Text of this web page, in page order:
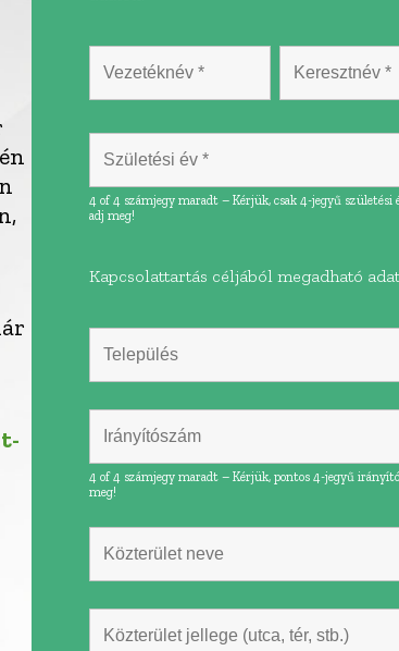
4 of 4 számjegy maradt – Kérjük, csak 4-jegyű születési
adj meg!
Kapcsolattartás céljából megadható
4 of 4 számjegy maradt – Kérjük, pontos 4-jegyű
meg!